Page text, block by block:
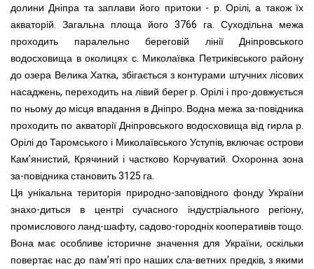
долини Дніпра та заплави його притоки - р. Орілі, а також їх
акваторій. Загальна площа його 3766 га. Суходільна межа
проходить паралельно береговій лінії Дніпровського
водосховища в околицях с. Миколаївка Петриківського району
до озера Велика Хатка, збігається з контурами штучних лісових
насаджень, переходить на лівий берег р. Орілі і про-довжується
по ньому до місця впадання в Дніпро. Водна межа за-повідника
проходить по акваторії Дніпровського водосховища від гирла р.
Орілі до Таромського і Миколаївського Уступів, включає острови
Кам’янистий, Крячиний і частково Корчуватий. Охоронна зона
за-повідника становить 3125 га.
Ця унікальна територія природно-заповідного фонду України
знахо-диться в центрі сучасного індустріального регіону,
промислового ланд-шафту, садово-городніх кооперативів тощо.
Вона має особливе історичне значення для України, оскільки
повертає нас до пам’яті про наших сла-ветних предків, з якими